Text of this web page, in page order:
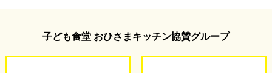
子ども食堂 おひさまキッチン協賛グループ